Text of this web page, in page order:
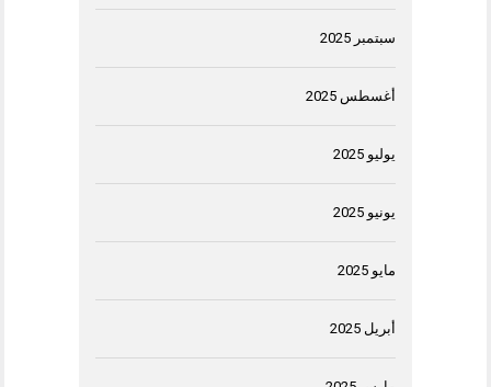
سبتمبر 2025
أغسطس 2025
يوليو 2025
يونيو 2025
مايو 2025
أبريل 2025